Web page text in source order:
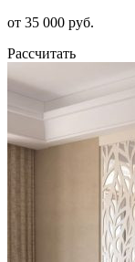
от 35 000 руб.
Рассчитать